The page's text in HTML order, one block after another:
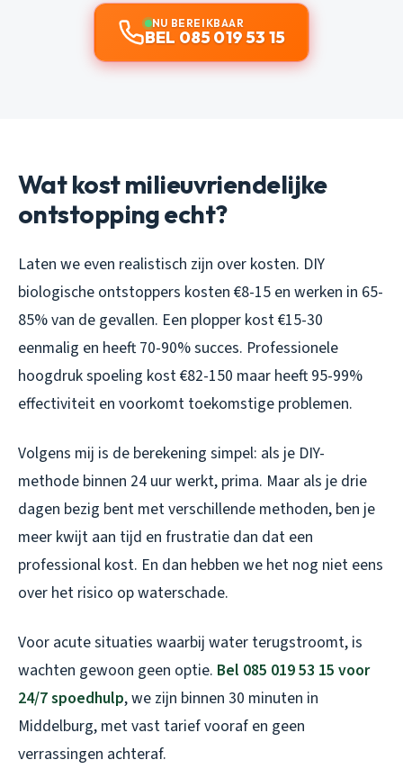
NU BEREIKBAAR
BEL 085 019 53 15
Wat kost milieuvriendelijke
ontstopping echt?
Laten we even realistisch zijn over kosten. DIY
biologische ontstoppers kosten €8-15 en werken in 65-
85% van de gevallen. Een plopper kost €15-30
eenmalig en heeft 70-90% succes. Professionele
hoogdruk spoeling kost €82-150 maar heeft 95-99%
effectiviteit en voorkomt toekomstige problemen.
Volgens mij is de berekening simpel: als je DIY-
methode binnen 24 uur werkt, prima. Maar als je drie
dagen bezig bent met verschillende methoden, ben je
meer kwijt aan tijd en frustratie dan dat een
professional kost. En dan hebben we het nog niet eens
over het risico op waterschade.
Voor acute situaties waarbij water terugstroomt, is
wachten gewoon geen optie. Bel 085 019 53 15 voor
24/7 spoedhulp, we zijn binnen 30 minuten in
Middelburg, met vast tarief vooraf en geen
verrassingen achteraf.